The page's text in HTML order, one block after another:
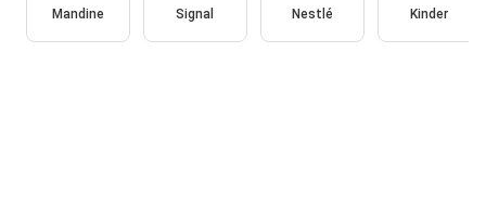
Mandine Signal Nestlé Kinder